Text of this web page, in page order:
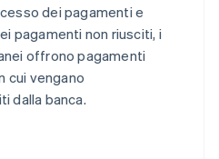
dei pagamenti e
pagamenti non riusciti, i
offrono pagamenti
cui vengano
dalla banca.